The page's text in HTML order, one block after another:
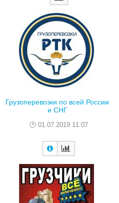
Грузоперевозки по всей России
и СНГ
01.07.2019 11:07